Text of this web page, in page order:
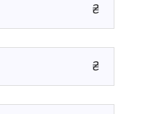
₴
₴